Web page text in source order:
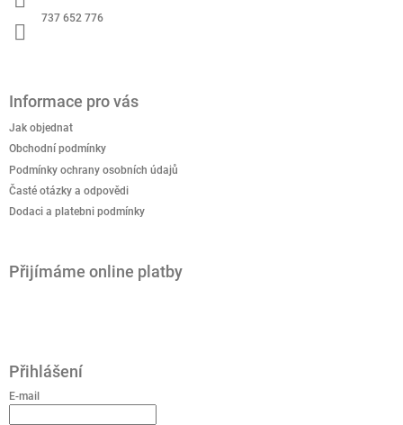
737 652 776
Informace pro vás
Jak objednat
Obchodní podmínky
Podmínky ochrany osobních údajů
Časté otázky a odpovědi
Dodaci a platebni podmínky
Přijímáme online platby
Přihlášení
E-mail